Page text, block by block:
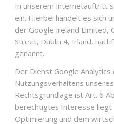
In unserem Internetauftritt
ein. Hierbei handelt es sich
der Google Ireland Limited,
Street, Dublin 4, Irland,
genannt.
Der Dienst Google
Nutzungsverhaltens
Rechtsgrundlage ist Art. 6
berechtigtes Interesse liegt
Optimierung und dem